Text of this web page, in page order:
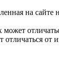
на сайте
от